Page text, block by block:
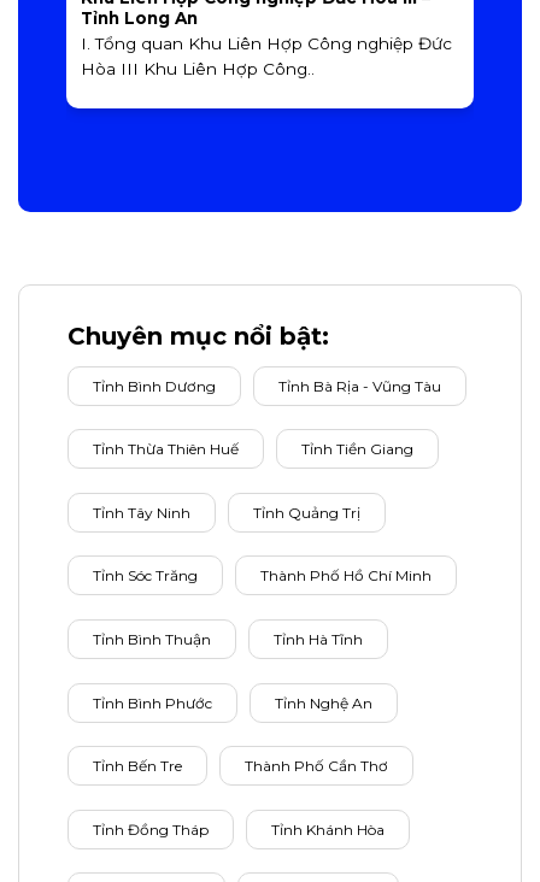
Tỉnh Long An
I. Tổng quan Khu Liên Hợp Công nghiệp Đức
Hòa III Khu Liên Hợp Công..
Chuyên mục nổi bật:
Tỉnh Bình Dương Tỉnh Bà Rịa - Vũng Tàu
Tỉnh Thừa Thiên Huế Tỉnh Tiền Giang
Tỉnh Tây Ninh Tỉnh Quảng Trị
Tỉnh Sóc Trăng Thành Phố Hồ Chí Minh
Tỉnh Bình Thuận Tỉnh Hà Tĩnh
Tỉnh Bình Phước Tỉnh Nghệ An
Tỉnh Bến Tre Thành Phố Cần Thơ
Tỉnh Đồng Tháp Tỉnh Khánh Hòa